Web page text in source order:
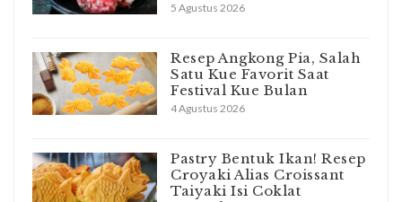
5 Agustus 2026
Resep Angkong Pia, Salah
Satu Kue Favorit Saat
Festival Kue Bulan
4 Agustus 2026
Pastry Bentuk Ikan! Resep
Croyaki Alias Croissant
Taiyaki Isi Coklat